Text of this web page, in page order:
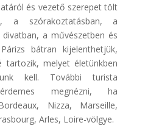
és vezető szerepet tölt
a szórakoztatásban, a
a művészetben és
bátran kijelenthetjük,
melyet életünkben
kell. További turista
megnézni, ha
Nizza, Marseille,
Arles, Loire-völgye.